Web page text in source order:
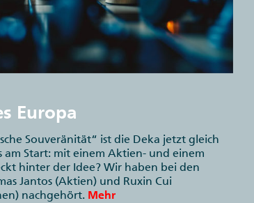
Europa
Souveränität“ ist die Deka jetzt gleich
am Start: mit einem Aktien- und einem
hinter der Idee? Wir haben bei den
Jantos (Aktien) und Ruxin Cui
nachgehört. Mehr